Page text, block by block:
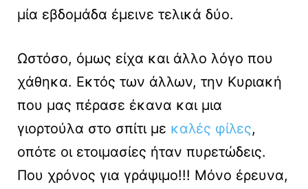
μία εβδομάδα έμεινε τελικά δύο.
Ωστόσο, όμως είχα και άλλο λόγο που
χάθηκα. Εκτός των άλλων, την Κυριακή
που μας πέρασε έκανα και μια
γιορτούλα στο σπίτι με καλές φίλες,
οπότε οι ετοιμασίες ήταν πυρετώδεις.
Που χρόνος για γράψιμο!!! Μόνο έρευνα,